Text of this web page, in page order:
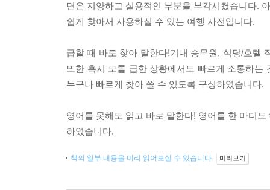
면은 지양하고 실용적인 부분을 부각시켰습니다.
쉽게 찾아서 사용하실 수 있는 여행 사전입니다.
급할 때 바로 찾아 말한다!기내 승무원, 식당/호텔
또한 혹시 모를 급한 상황에서도 빠르게 소통하
누구나 빠르게 찾아 쓸 수 있도록 구성하였습니다.
영어를 못해도 읽고 바로 말한다! 영어를 한 마디
하였습니다.
책의 일부 내용을 미리 읽어보실 수 있습니다. 미리보기